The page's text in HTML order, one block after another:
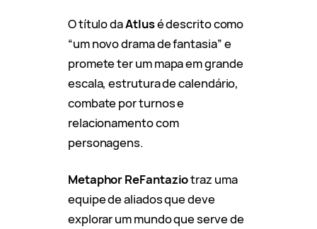
O título daAtlusé descrito como
“um novo drama de fantasia” e
promete ter um mapa em grande
escala, estrutura de calendário,
combate por turnos e
relacionamento com
personagens.
Metaphor ReFantaziotraz uma
equipe de aliados que deve
explorar um mundo que serve de